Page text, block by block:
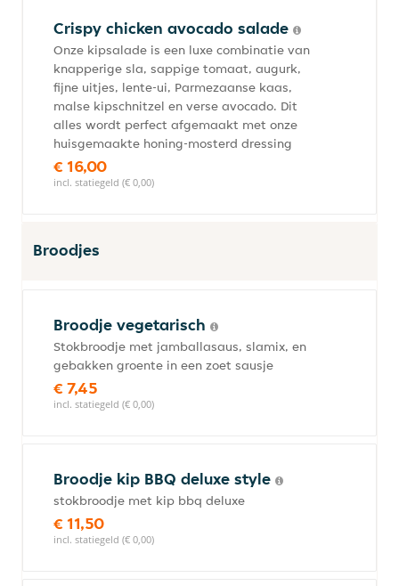
Crispy chicken avocado salade
Onze kipsalade is een luxe combinatie van
knapperige sla, sappige tomaat, augurk,
fijne uitjes, lente-ui, Parmezaanse kaas,
malse kipschnitzel en verse avocado. Dit
alles wordt perfect afgemaakt met onze
huisgemaakte honing-mosterd dressing
€ 16,00
incl. statiegeld (€ 0,00)
Broodjes
Broodje vegetarisch
Stokbroodje met jamballasaus, slamix, en
gebakken groente in een zoet sausje
€ 7,45
incl. statiegeld (€ 0,00)
Broodje kip BBQ deluxe style
stokbroodje met kip bbq deluxe
€ 11,50
incl. statiegeld (€ 0,00)